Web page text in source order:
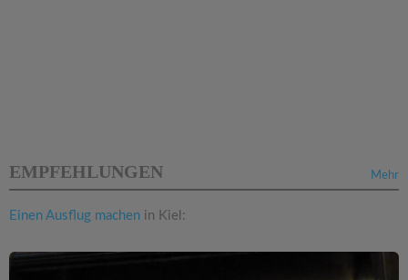
Mehr
EMPFEHLUNGEN
Einen Ausflug machen in Kiel: